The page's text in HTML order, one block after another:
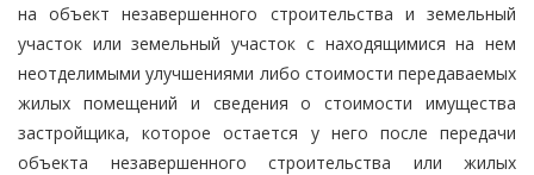
на объект незавершенного строительства и земельный
участок или земельный участок с находящимися на нем
неотделимыми улучшениями либо стоимости передаваемых
жилых помещений и сведения о стоимости имущества
застройщика, которое остается у него после передачи
объекта незавершенного строительства или жилых